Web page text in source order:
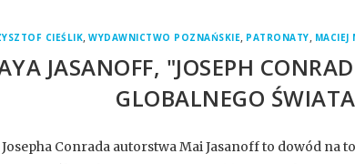
CIEŚLIK,WYDAWNICTWO POZNAŃSKIE, PATRONATY, MACIEJ
JASANOFF, "JOSEPH
GLOBALNEGO
Conrada autorstwa Mai Jasanoff to dowód na